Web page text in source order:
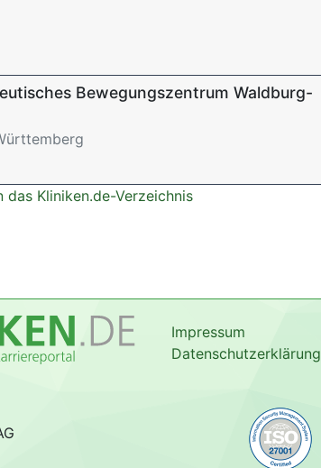
Bewegungszentrum Waldburg-
das Kliniken.de-Verzeichnis
Impressum
Datenschutzerklärung